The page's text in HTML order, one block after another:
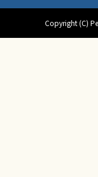
Copyright (C)